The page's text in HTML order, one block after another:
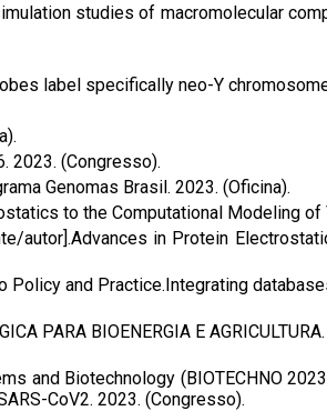
studies of macromolecular
label specifically neo-Y
2023. (Congresso).
Genomas Brasil. 2023. (Oficina).
to the Computational Modeling
autor].Advances in Protein
and Practice.Integrating
PARA BIOENERGIA E
and Biotechnology (BIOTECHNO
CoV2. 2023. (Congresso).